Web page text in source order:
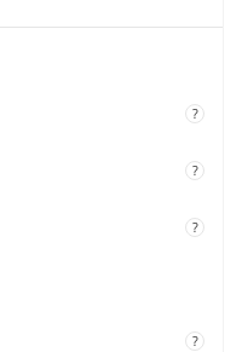
?
?
?
?